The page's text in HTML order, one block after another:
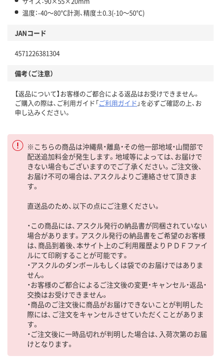
温度：-40～80℃計測、精度±0.3(-10～50℃)
JANコード
4571226381304
備考（ご注意）
【返品について】お客様のご都合による返品はお受けできません。
ご購入の際は、ご利用ガイド「ご利用ガイド 」を必ずご確認の上、お
申し込みください。
※こちらの商品は沖縄県・離島・その他一部地域・山間部で
配送追加料金が発生します。地域等によっては、お届けで
きない場合もございますのでご了承ください。ご注文後、
お届け不可の場合は、アスクルよりご連絡させて頂きま
す。
直送品のため、以下の点にご注意ください。
・この商品には、アスクル発行の納品書が同梱されていない
場合があります。アスクル発行の納品書をご希望のお客様
は、商品到着後、本サイト上のご利用履歴よりＰＤＦファイ
ルにて印刷することが可能です。
・アスクルのダンボールもしくは袋でのお届けではありま
せん。
・お客様のご都合によるご注文後の変更・キャンセル・返品・
交換はお受けできません。
・商品のご注文後に商品がお届けできないことが判明した
際には、ご注文をキャンセルさせていただくことがありま
す。
・ご注文後に一時品切れが判明した場合は、入荷次第のお届
けとなります。